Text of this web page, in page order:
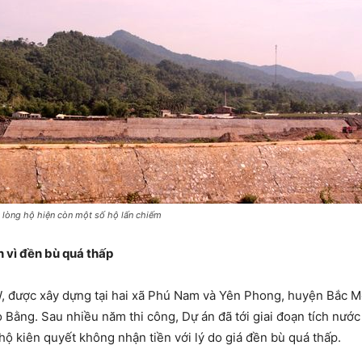
lòng hộ hiện còn một số hộ lấn chiếm
đền bù quá thấp
xây dựng tại hai xã Phú Nam và Yên Phong, huyện Bắc
Bằng. Sau nhiều năm thi công, Dự án đã tới giai đoạn tích
kiên quyết không nhận tiền với lý do giá đền bù quá thấp.